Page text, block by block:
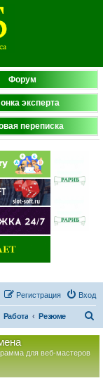
Форум
эксперта
переписка
Вход
Регистрация
Работа Резюме
для веб-мастеров